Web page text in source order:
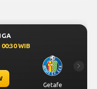
WIB
Getafe
Next